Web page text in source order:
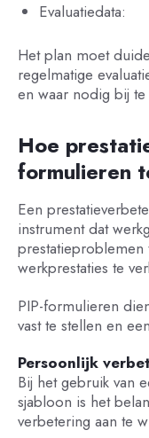
Evaluatiedata:
Het plan moet
regelmatige
en waar nodig bij te
Hoe
formulieren
Een
instrument dat
werkprestaties te
PIP-formulieren
vast te stellen en
Persoonlijk
Bij het gebruik van
sjabloon is het
verbetering aan te